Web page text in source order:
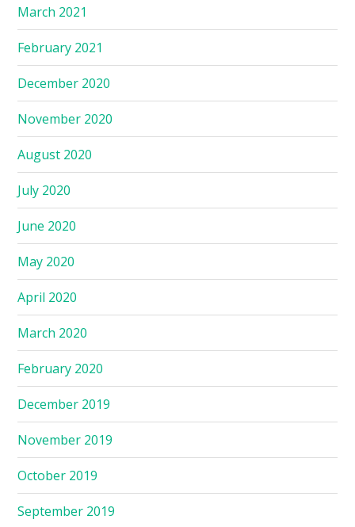
March 2021
February 2021
December 2020
November 2020
August 2020
July 2020
June 2020
May 2020
April 2020
March 2020
February 2020
December 2019
November 2019
October 2019
September 2019